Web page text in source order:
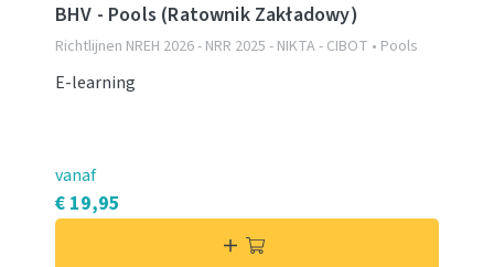
BHV - Pools (Ratownik Zakładowy)
Richtlijnen NREH 2026 - NRR 2025 - NIKTA - CIBOT • Pools
E-learning
vanaf
€ 19,95